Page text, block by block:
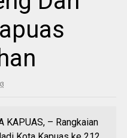
KAPUAS, – Rangkaian